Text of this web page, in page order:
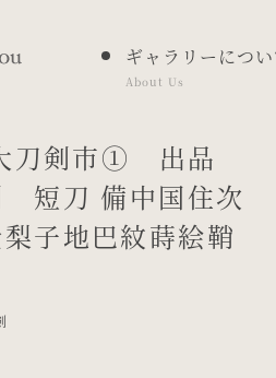
ギャラリーにつ
About Us
刀剣市① 出品
短刀 備中国住次
子地巴紋蒔絵鞘